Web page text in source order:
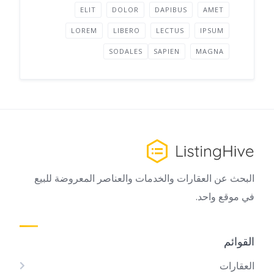
AMET
DAPIBUS
DOLOR
ELIT
IPSUM
LECTUS
LIBERO
LOREM
MAGNA
SAPIEN
SODALES
البحث عن العقارات والخدمات والعناصر المعروضة للبيع
في موقع واحد.
القوائم
العقارات